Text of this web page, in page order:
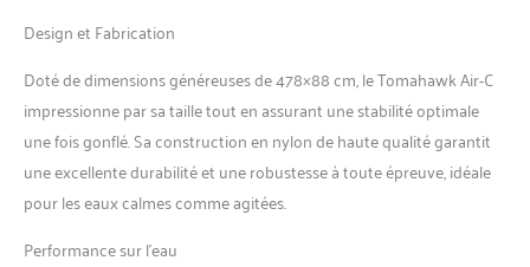
Design et Fabrication
Doté de dimensions généreuses de 478×88 cm, le Tomahawk Air-C
impressionne par sa taille tout en assurant une stabilité optimale
une fois gonflé. Sa construction en nylon de haute qualité garantit
une excellente durabilité et une robustesse à toute épreuve, idéale
pour les eaux calmes comme agitées.
Performance sur l’eau